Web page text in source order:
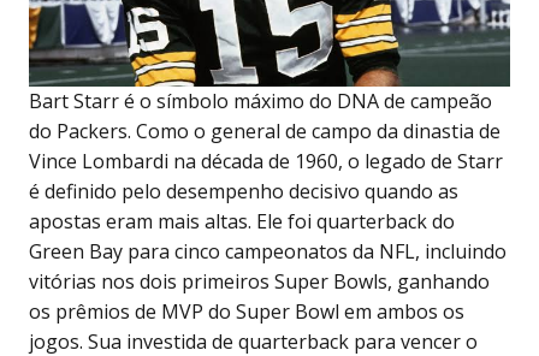
Bart Starr é o símbolo máximo do DNA de campeão
do Packers. Como o general de campo da dinastia de
Vince Lombardi na década de 1960, o legado de Starr
é definido pelo desempenho decisivo quando as
apostas eram mais altas. Ele foi quarterback do
Green Bay para cinco campeonatos da NFL, incluindo
vitórias nos dois primeiros Super Bowls, ganhando
os prêmios de MVP do Super Bowl em ambos os
jogos. Sua investida de quarterback para vencer o